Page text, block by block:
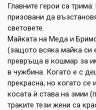
Главните герои са
призовани да
световете.
Майката на Меда и
(защото всяка майка си
превръща в кошмар за
в чужбина. Когато е с
прекрасна, но когато се
косата ѝ става на змии
траките тези жени са